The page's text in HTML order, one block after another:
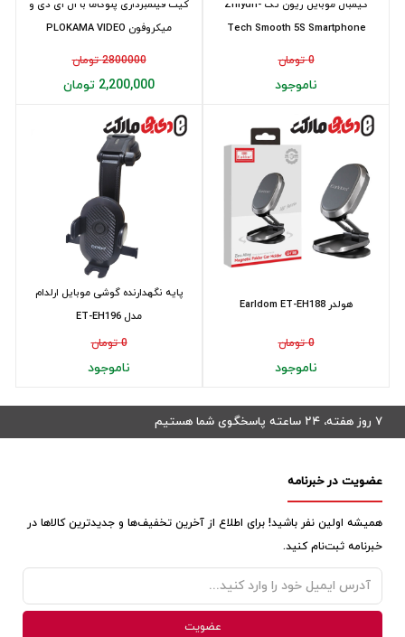
کیت فیلمبرداری پلوکاما با ال ای دی و
میکروفون PLOKAMA VIDEO
MAKING P...
2800000 تومان
2,200,000 تومان
گیمبال موبایل ژیون تک Zhiyun-
Tech Smooth 5S Smartphone
Gimbal
0 تومان
ناموجود
پایه نگهدارنده گوشی موبایل ارلدام
مدل ET-EH196
0 تومان
ناموجود
هولدر Earldom ET-EH188
0 تومان
ناموجود
۷ روز هفته، ۲۴ ساعته پاسخگوی شما هستیم
عضویت در خبرنامه
همیشه اولین نفر باشید! برای اطلاع از آخرین تخفیف‌ها و جدیدترین کالاها در
خبرنامه ثبت‌نام کنید.